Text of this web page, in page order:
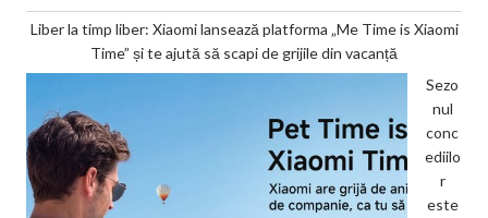
Liber la timp liber: Xiaomi lansează platforma „Me Time is Xiaomi
Time” și te ajută să scapi de grijile din vacanță
Sezo
nul
conc
ediilo
r
este